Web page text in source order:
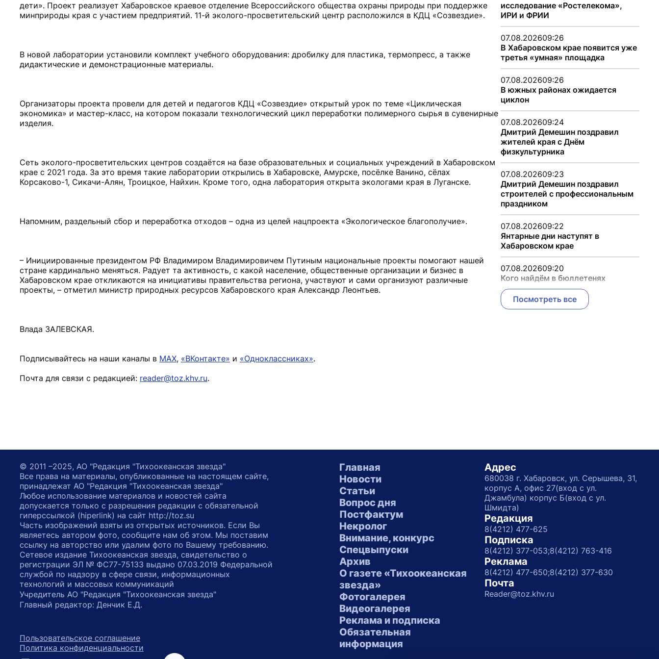
дети». Проект реализует Хабаровское краевое отделение Всероссийского общества охраны природы при поддержке
минприроды края с участием предприятий. 11-й эколого-просветительский центр расположился в КДЦ «Созвездие».
В новой лаборатории установили комплект учебного оборудования: дробилку для пластика, термопресс, а также
дидактические и демонстрационные материалы.
Организаторы проекта провели для детей и педагогов КДЦ «Созвездие» открытый урок по теме «Циклическая
экономика» и мастер-класс, на котором показали технологический цикл переработки полимерного сырья в сувенирные
изделия.
Сеть эколого-просвети­тельских центров создаётся на базе образовательных и социальных учреждений в Хабаровском
крае с 2021 года. За это время такие лаборатории открылись в Хабаровске, Амурске, посёлке Ванино, сёлах
Корсаково-1, Сикачи-Алян, Троицкое, Найхин. Кроме того, одна лаборатория открыта экологами края в Луганске.
Напомним, раздельный сбор и переработка отходов – одна из целей нацпроекта «Экологическое благополучие».
– Инициированные президентом РФ Владимиром Владимировичем Путиным национальные проекты помогают нашей
стране кардинально меняться. Радует та активность, с какой население, общественные организации и бизнес в
Хабаровском крае откликаются на инициативы правительства региона, участвуют и сами организуют различные
проекты, – отметил министр природных ресурсов Хабаровского края Александр Леонтьев.
Влада ЗАЛЕВСКАЯ.
Подписывайтесь на наши каналы в MAX, «ВКонтакте» и «Одноклассниках».
Почта для связи с редакцией: reader@toz.khv.ru.
исследование «Ростелекома»,
ИРИ и ФРИИ
07.08.202609:26
В Хабаровском крае появится уже
третья «умная» площадка
07.08.202609:26
В южных районах ожидается
циклон
07.08.202609:24
Дмитрий Демешин поздравил
жителей края с Днём
физкультурника
07.08.202609:23
Дмитрий Демешин поздравил
строителей с профессиональным
праздником
07.08.202609:22
Янтарные дни наступят в
Хабаровском крае
07.08.202609:20
Кого найдём в бюллетенях
Посмотреть все
Главная
Новости
Статьи
Вопрос дня
Постфактум
Некролог
Внимание, конкурс
Спецвыпуски
Архив
О газете «Тихоокеанская
звезда»
Фотогалерея
Видеогалерея
Реклама и подписка
Обязательная
информация
Адрес
680038 г. Хабаровск, ул. Серышева, 31,
корпус А, офис 27(вход с ул.
Джамбула) корпус Б(вход с ул.
Шмидта)
Редакция
8(4212) 477-625
Подписка
8(4212) 377-053;8(4212) 763-416
Реклама
8(4212) 477-650;8(4212) 377-630
Почта
Reader@toz.khv.ru
© 2011 –2025, АО "Редакция "Тихоокеанская звезда"
Все права на материалы, опубликованные на настоящем сайте,
принадлежат АО "Редакция "Тихоокеанская звезда"
Любое использование материалов и новостей сайта
допускается только с разрешения редакции с обязательной
гиперссылкой (hiperlink) на сайт http://toz.su
Часть изображений взяты из открытых источников. Если Вы
являетесь автором фото, сообщите нам об этом. Мы поставим
ссылку на авторство или удалим фото по Вашему требованию.
Сетевое издание Тихоокеанская звезда, свидетельство о
регистрации ЭЛ № ФС77-75133 выдано 07.03.2019 Федеральной
службой по надзору в сфере связи, информационных
технологий и массовых коммуникаций
Учредитель АО "Редакция "Тихоокеанская звезда"
Главный редактор: Денчик Е.Д.
Пользовательское соглашение
Политика конфиденциальности